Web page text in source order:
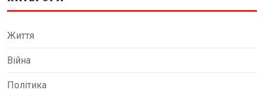
Життя
Війна
Політика